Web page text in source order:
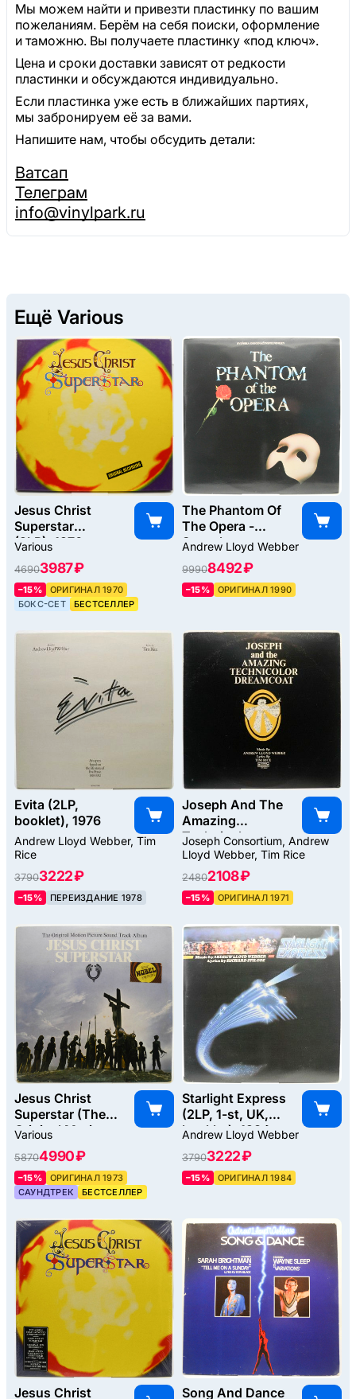
Мы можем найти и привезти пластинку по вашим
пожеланиям. Берём на себя поиски, оформление
и таможню. Вы получаете пластинку «под ключ».
Цена и сроки доставки зависят от редкости
пластинки и обсуждаются индивидуально.
Если пластинка уже есть в ближайших партиях,
мы забронируем её за вами.
Напишите нам, чтобы обсудить детали:
Ватсап
Телеграм
info@vinylpark.ru
Ещё Various
Jesus Christ
Superstar
(2LP), 1970
Various
46903987 ₽
–15%
ОРИГИНАЛ 1970
БОКС-СЕТ
БЕСТСЕЛЛЕР
The Phantom Of
The Opera -
Svenska
Originalinspelningen
(2LP), 1990
Andrew Lloyd Webber
99908492 ₽
–15% ОРИГИНАЛ 1990
Evita (2LP,
booklet), 1976
Andrew Lloyd Webber, Tim
Rice
37903222 ₽
–15% ПЕРЕИЗДАНИЕ 1978
Joseph And The
Amazing
Technicolor
Dreamcoat
(USA), 1971
Joseph Consortium, Andrew
Lloyd Webber, Tim Rice
24802108 ₽
–15% ОРИГИНАЛ 1971
Jesus Christ
Superstar (The
Original Motion
Track Album) (2LP,
booklet), 1973
Various
58704990 ₽
–15%
ОРИГИНАЛ 1973
САУНДТРЕК
БЕСТСЕЛЛЕР
Starlight Express
(2LP, 1-st, UK,
booklet), 1984
Andrew Lloyd Webber
37903222 ₽
–15% ОРИГИНАЛ 1984
Jesus Christ Song And Dance